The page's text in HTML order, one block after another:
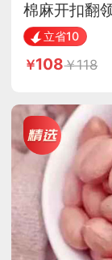
棉麻开扣翻
蕾丝口袋紫色
立省10
108 118